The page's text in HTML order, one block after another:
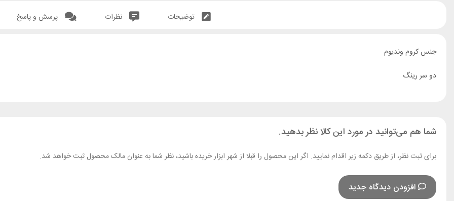
توضیحات نظرات پرسش و پاسخ
جنس کروم وندیوم
دو سر رینگ
شما هم می‌توانید در مورد این کالا نظر بدهید.
برای ثبت نظر، از طریق دکمه زیر اقدام نمایید. اگر این محصول را قبلا از شهر ابزار خریده باشید، نظر شما به عنوان مالک محصول ثبت خواهد شد.
افزودن دیدگاه جدید